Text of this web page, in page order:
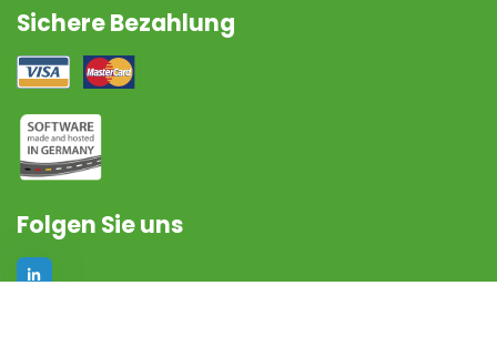
Sichere Bezahlung
Folgen Sie uns